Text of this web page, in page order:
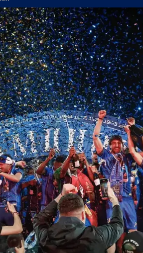
четвърта поредна победа в efbet
20-а държава